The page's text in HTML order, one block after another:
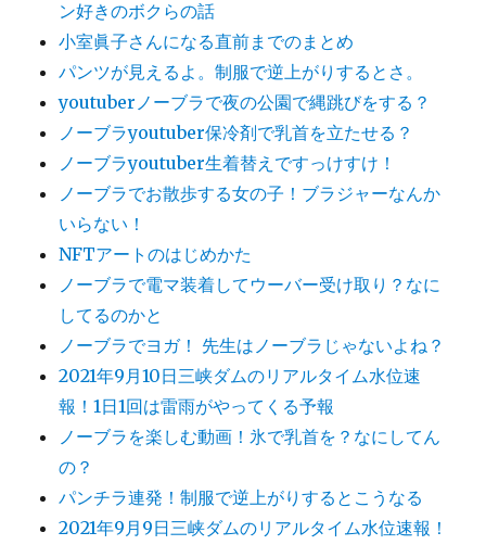
ン好きのボクらの話
小室眞子さんになる直前までのまとめ
パンツが見えるよ。制服で逆上がりするとさ。
youtuberノーブラで夜の公園で縄跳びをする？
ノーブラyoutuber保冷剤で乳首を立たせる？
ノーブラyoutuber生着替えですっけすけ！
ノーブラでお散歩する女の子！ブラジャーなんか
いらない！
NFTアートのはじめかた
ノーブラで電マ装着してウーバー受け取り？なに
してるのかと
ノーブラでヨガ！ 先生はノーブラじゃないよね？
2021年9月10日三峡ダムのリアルタイム水位速
報！1日1回は雷雨がやってくる予報
ノーブラを楽しむ動画！氷で乳首を？なにしてん
の？
パンチラ連発！制服で逆上がりするとこうなる
2021年9月9日三峡ダムのリアルタイム水位速報！